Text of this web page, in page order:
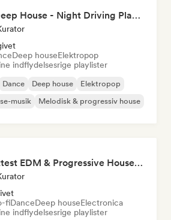
8dB's Deep House - Night Driving Playlist
Deep houseElektropop
indflydelsesrige playlister
Dance Deep house
Elektropop
musik Melodisk & progressiv house
The hottest EDM & Progressive House tracks on the planet! 🌍
fiDanceDeep houseElectronica
indflydelsesrige playlister